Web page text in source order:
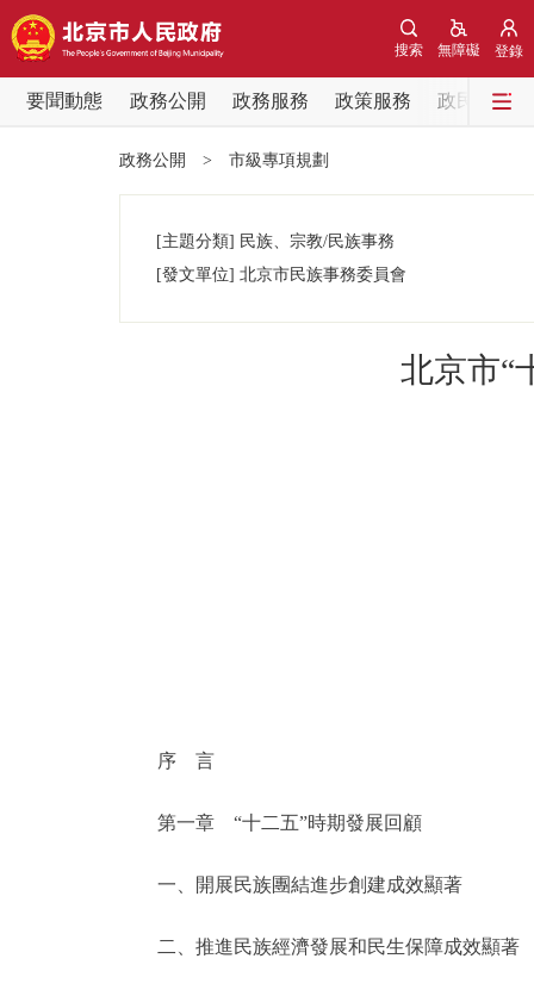
登錄
無障礙
搜索
要聞動態 政務公開 政務服務 政策服務
政民互動
黨中央精神
北京要聞
政務公開 > 市級專項規劃
[主題分類] 民族、宗教/民族事務
[發文單位] 北京市民族事務委員會
北京市“
序 言
第一章 “十二五”時期發展回顧
一、開展民族團結進步創建成效顯著
二、推進民族經濟發展和民生保障成效顯著